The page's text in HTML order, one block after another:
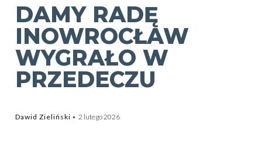
DAMY RADĘ
INOWROCŁAW
WYGRAŁO W
PRZEDECZU
Dawid Zieliński 2 lutego 2026